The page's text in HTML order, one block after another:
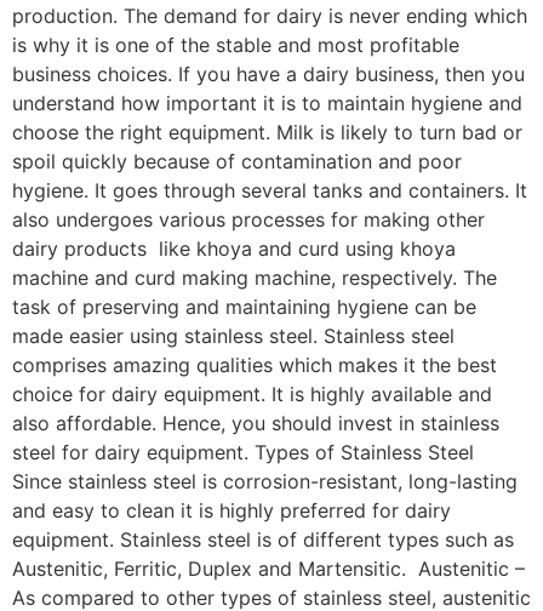
production. The demand for dairy is never ending which
is why it is one of the stable and most profitable
business choices. If you have a dairy business, then you
understand how important it is to maintain hygiene and
choose the right equipment. Milk is likely to turn bad or
spoil quickly because of contamination and poor
hygiene. It goes through several tanks and containers. It
also undergoes various processes for making other
dairy products like khoya and curd using khoya
machine and curd making machine, respectively. The
task of preserving and maintaining hygiene can be
made easier using stainless steel. Stainless steel
comprises amazing qualities which makes it the best
choice for dairy equipment. It is highly available and
also affordable. Hence, you should invest in stainless
steel for dairy equipment. Types of Stainless Steel
Since stainless steel is corrosion-resistant, long-lasting
and easy to clean it is highly preferred for dairy
equipment. Stainless steel is of different types such as
Austenitic, Ferritic, Duplex and Martensitic. Austenitic –
As compared to other types of stainless steel, austenitic